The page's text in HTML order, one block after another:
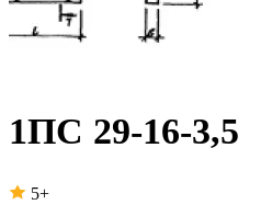
1ПС 29-16-3,5
5+